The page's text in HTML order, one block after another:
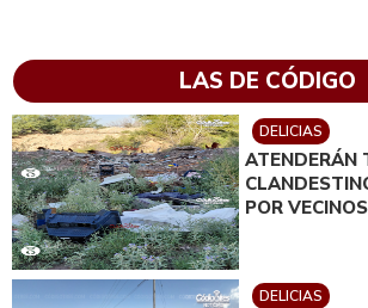
LAS DE CÓDIGO
DELICIAS
ATENDERÁN
POR
DELICIAS